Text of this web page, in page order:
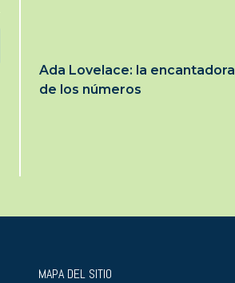
Ada Lovelace: la encantadora
de los números
MAPA DEL SITIO